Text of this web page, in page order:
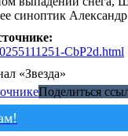
синоптик
CbP2d.html
«Звезда»
Поделиться